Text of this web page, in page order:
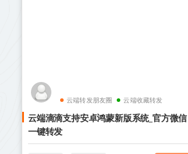
云端转发朋友圈 云端收藏转发
云端滴滴支持安卓鸿蒙新版系统_官方微信
一键转发